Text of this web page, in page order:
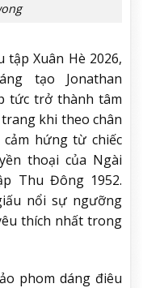
Xuân Hè 2026,
tạo Jonathan
tức trở thành tâm
khi theo chân
cảm hứng từ chiếc
thoại của Ngài
Thu Đông 1952.
nổi sự ngưỡng
thích nhất trong
phom dáng điêu